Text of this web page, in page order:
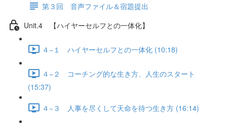
第３回 音声ファイル＆宿題提出
Unit.4 【ハイヤーセルフとの一体化】
４−１ ハイヤーセルフとの一体化 (10:18)
４−２ コーチング的な生き方、人生のスタート
(15:37)
４−３ 人事を尽くして天命を待つ生き方 (16:14)